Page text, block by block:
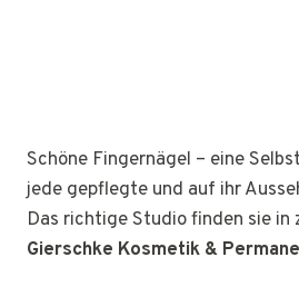
Schöne Fingernägel – eine
jede gepflegte und auf ihr
Das richtige Studio finden sie in
Gierschke Kosmetik &